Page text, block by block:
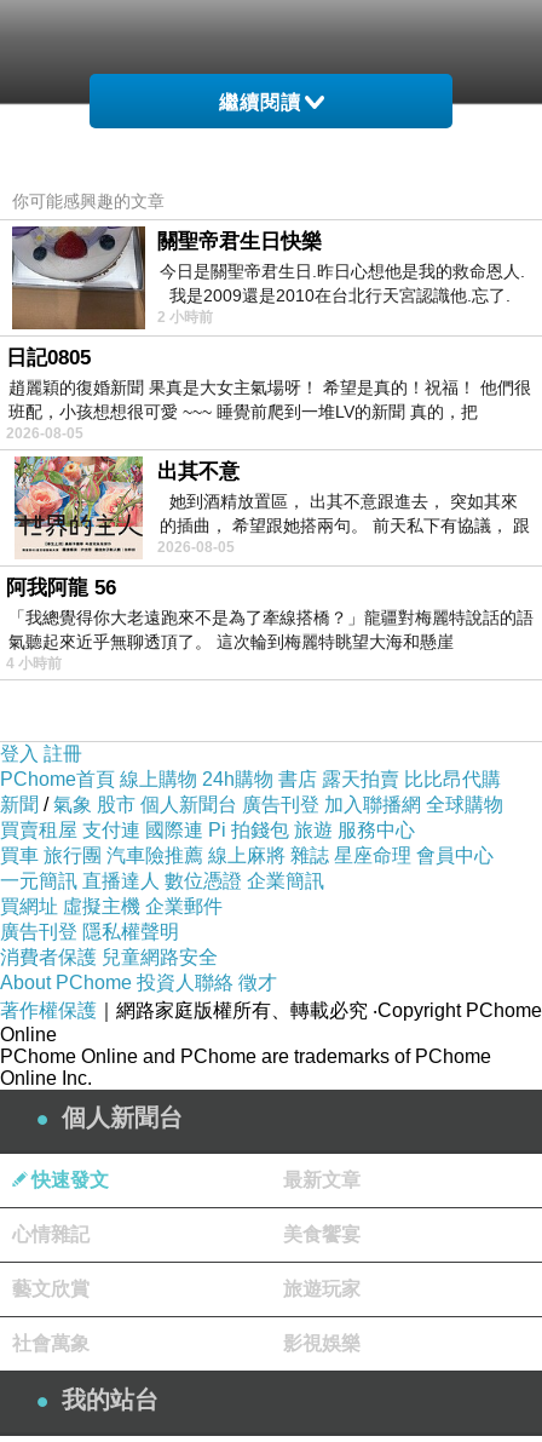
繼續閱讀
你可能感興趣的文章
關聖帝君生日快樂
今日是關聖帝君生日.昨日心想他是我的救命恩人.
我是2009還是2010在台北行天宮認識他.忘了.
一個奇摩交友的網友學
2 小時前
日記0805
趙麗穎的復婚新聞 果真是大女主氣場呀！ 希望是真的！祝福！ 他們很
班配，小孩想想很可愛 ~~~ 睡覺前爬到一堆LV的新聞 真的，把
2026-08-05
出其不意
她到酒精放置區， 出其不意跟進去， 突如其來
的插曲， 希望跟她搭兩句。 前天私下有協議， 跟
著阿弟丟拉基
2026-08-05
阿我阿龍 56
「我總覺得你大老遠跑來不是為了牽線搭橋？」龍疆對梅麗特說話的語
氣聽起來近乎無聊透頂了。 這次輪到梅麗特眺望大海和懸崖
4 小時前
登入 註冊
PChome首頁 線上購物 24h購物 書店 露天拍賣 比比昂代購
新聞 /氣象 股市 個人新聞台 廣告刊登 加入聯播網 全球購物
買賣租屋 支付連 國際連 Pi 拍錢包 旅遊 服務中心
買車 旅行團 汽車險推薦 線上麻將 雜誌 星座命理 會員中心
一元簡訊 直播達人 數位憑證 企業簡訊
買網址 虛擬主機 企業郵件
廣告刊登 隱私權聲明
消費者保護 兒童網路安全
About PChome 投資人聯絡 徵才
著作權保護 ｜網路家庭版權所有、轉載必究 ‧Copyright PChome
Online
PChome Online and PChome are trademarks of PChome
Online Inc.
個人新聞台
快速發文 最新文章
心情雜記 美食饗宴
藝文欣賞 旅遊玩家
社會萬象 影視娛樂
我的站台